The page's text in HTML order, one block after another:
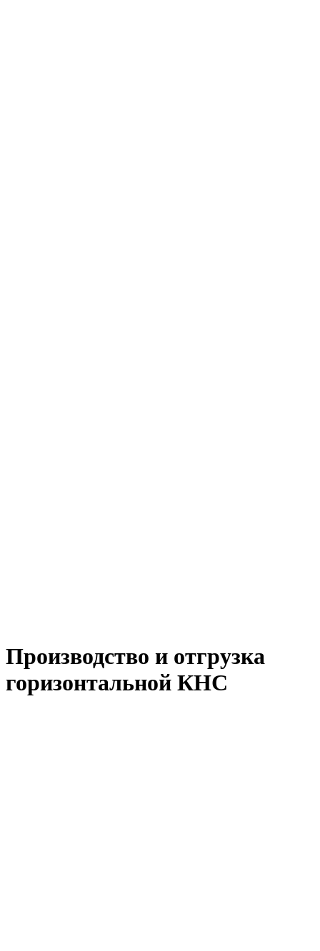
Производство и отгрузка
горизонтальной КНС